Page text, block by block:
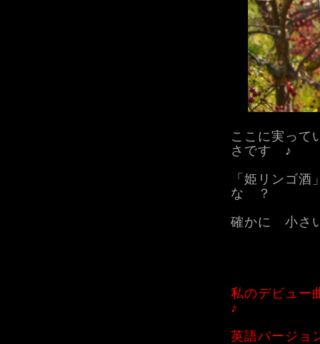
ここに実って
さです ♪
「姫リンゴ
な ？
確かに 小さ
私のデビュ
♪
英語バージ